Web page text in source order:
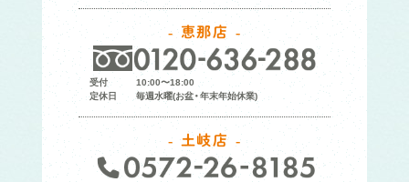
恵那店
受付
10:00〜18:00
定休日
毎週水曜(お盆・年末年始休業)
土岐店